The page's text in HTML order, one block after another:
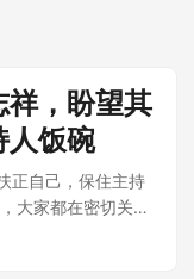
祥，盼望其
人饭碗
正自己，保住主持
大家都在密切关注